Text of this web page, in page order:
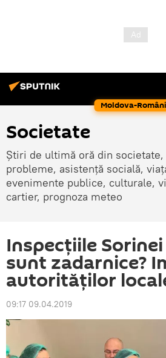
Moldova-
Societate
Știri de ultimă oră din societate,
probleme, asistență socială,
evenimente publice, culturale,
cartier, prognoza meteo
Inspecțiile
sunt zadarnice?
autorităților
09:17 09.04.2019